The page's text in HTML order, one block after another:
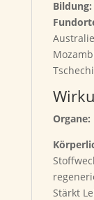
Bildung:
Organe:
Stärkt